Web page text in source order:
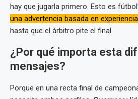
hay que jugarla primero. Esto es
una advertencia basada en
hasta que el árbitro pite el final.
¿Por qué importa esta
mensajes?
Porque en una recta final de